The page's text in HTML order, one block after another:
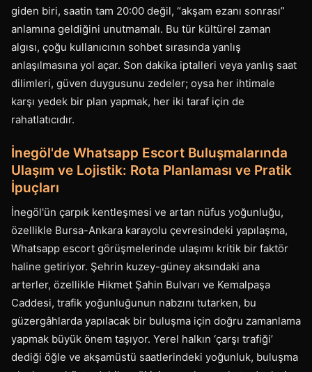
giden biri, saatin tam 20:00 değil, “akşam ezanı sonrası”
anlamına geldiğini unutmamalı. Bu tür kültürel zaman
algısı, çoğu kullanıcının sohbet sırasında yanlış
anlaşılmasına yol açar. Son dakika iptalleri veya yanlış saat
dilimleri, güven duygusunu zedeler; oysa her ihtimale
karşı yedek bir plan yapmak, her iki taraf için de
rahatlatıcıdır.
İnegöl'de Whatsapp Escort Buluşmalarında
Ulaşım ve Lojistik: Rota Planlaması ve Pratik
İpuçları
İnegöl'ün çarpık kentleşmesi ve artan nüfus yoğunluğu,
özellikle Bursa-Ankara karayolu çevresindeki yapılaşma,
Whatsapp escort görüşmelerinde ulaşımı kritik bir faktör
haline getiriyor. Şehrin kuzey-güney aksındaki ana
arterler, özellikle Hikmet Şahin Bulvarı ve Kemalpaşa
Caddesi, trafik yoğunluğunun nabzını tutarken, bu
güzergâhlarda yapılacak bir buluşma için doğru zamanlama
yapmak büyük önem taşıyor. Yerel halkın ‘çarşı trafiği’
dediği öğle ve akşamüstü saatlerindeki yoğunluk, buluşma